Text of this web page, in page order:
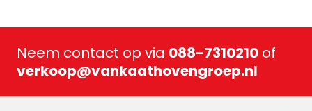
Neem contact op via 088-7310210 of
verkoop@vankaathovengroep.nl